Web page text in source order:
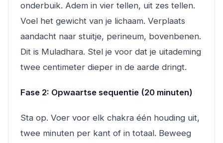
onderbuik. Adem in vier tellen, uit zes tellen.
Voel het gewicht van je lichaam. Verplaats
aandacht naar stuitje, perineum, bovenbenen.
Dit is Muladhara. Stel je voor dat je uitademing
twee centimeter dieper in de aarde dringt.
Fase 2: Opwaartse sequentie (20 minuten)
Sta op. Voer voor elk chakra één houding uit,
twee minuten per kant of in totaal. Beweeg